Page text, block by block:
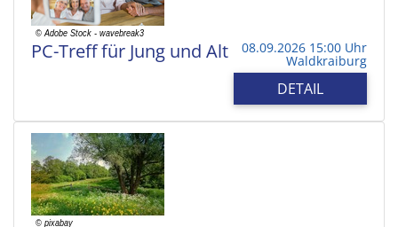
PC-Treff für Jung und Alt 08.09.2026 15:00 Uhr
Waldkraiburg
DETAIL